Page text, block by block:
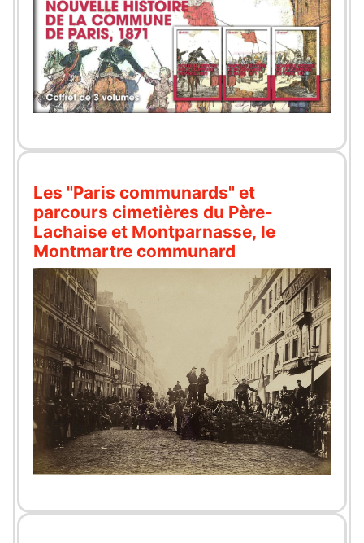
Les "Paris communards" et
parcours cimetières du Père-
Lachaise et Montparnasse, le
Montmartre communard